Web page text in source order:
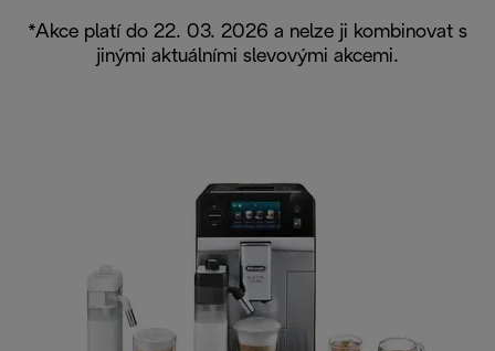
*Akce platí do 22. 03. 2026 a nelze ji kombinovat s
jinými aktuálními slevovými akcemi.